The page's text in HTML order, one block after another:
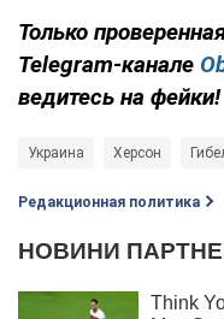
Только
Telegram-канале
ведитесь на фейки!
Украина Херсон
Редакционная политика